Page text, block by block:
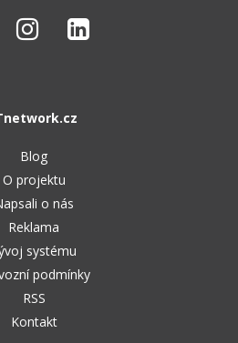
Blog
O projektu
o nás
Reklama
systému
podmínky
RSS
Kontakt